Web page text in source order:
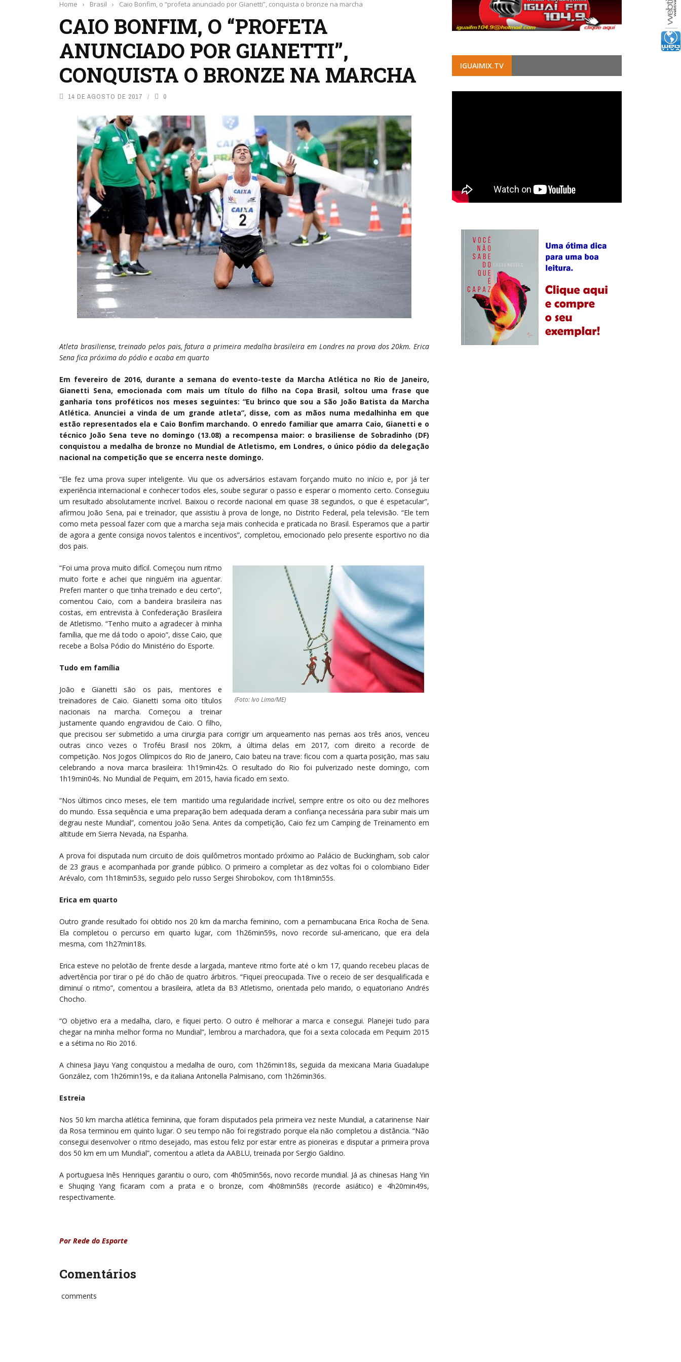
Home › Brasil › Caio Bonfim, o “profeta anunciado por Gianetti”, conquista o bronze na marcha
CAIO BONFIM, O “PROFETA
ANUNCIADO POR GIANETTI”,
CONQUISTA O BRONZE NA MARCHA
14 DE AGOSTO DE 2017 0
Atleta brasiliense, treinado pelos pais, fatura a primeira medalha brasileira em Londres na prova dos 20km. Erica
Sena fica próxima do pódio e acaba em quarto
Em fevereiro de 2016, durante a semana do evento-teste da Marcha Atlética no Rio de Janeiro,
Gianetti Sena, emocionada com mais um título do filho na Copa Brasil, soltou uma frase que
ganharia tons proféticos nos meses seguintes: “Eu brinco que sou a São João Batista da Marcha
Atlética. Anunciei a vinda de um grande atleta”, disse, com as mãos numa medalhinha em que
estão representados ela e Caio Bonfim marchando. O enredo familiar que amarra Caio, Gianetti e o
técnico João Sena teve no domingo (13.08) a recompensa maior: o brasiliense de Sobradinho (DF)
conquistou a medalha de bronze no Mundial de Atletismo, em Londres, o único pódio da delegação
nacional na competição que se encerra neste domingo.
“Ele fez uma prova super inteligente. Viu que os adversários estavam forçando muito no início e, por já ter
experiência internacional e conhecer todos eles, soube segurar o passo e esperar o momento certo. Conseguiu
um resultado absolutamente incrível. Baixou o recorde nacional em quase 38 segundos, o que é espetacular”,
afirmou João Sena, pai e treinador, que assistiu à prova de longe, no Distrito Federal, pela televisão. “Ele tem
como meta pessoal fazer com que a marcha seja mais conhecida e praticada no Brasil. Esperamos que a partir
de agora a gente consiga novos talentos e incentivos”, completou, emocionado pelo presente esportivo no dia
dos pais.
(Foto: Ivo Lima/ME)
“Foi uma prova muito difícil. Começou num ritmo
muito forte e achei que ninguém iria aguentar.
Preferi manter o que tinha treinado e deu certo”,
comentou Caio, com a bandeira brasileira nas
costas, em entrevista à Confederação Brasileira
de Atletismo. “Tenho muito a agradecer à minha
família, que me dá todo o apoio”, disse Caio, que
recebe a Bolsa Pódio do Ministério do Esporte.
Tudo em família
João e Gianetti são os pais, mentores e
treinadores de Caio. Gianetti soma oito títulos
nacionais na marcha. Começou a treinar
justamente quando engravidou de Caio. O filho,
que precisou ser submetido a uma cirurgia para corrigir um arqueamento nas pernas aos três anos, venceu
outras cinco vezes o Troféu Brasil nos 20km, a última delas em 2017, com direito a recorde de
competição. Nos Jogos Olímpicos do Rio de Janeiro, Caio bateu na trave: ficou com a quarta posição, mas saiu
celebrando a nova marca brasileira: 1h19min42s. O resultado do Rio foi pulverizado neste domingo, com
1h19min04s. No Mundial de Pequim, em 2015, havia ficado em sexto.
“Nos últimos cinco meses, ele tem mantido uma regularidade incrível, sempre entre os oito ou dez melhores
do mundo. Essa sequência e uma preparação bem adequada deram a confiança necessária para subir mais um
degrau neste Mundial”, comentou João Sena. Antes da competição, Caio fez um Camping de Treinamento em
altitude em Sierra Nevada, na Espanha.
A prova foi disputada num circuito de dois quilômetros montado próximo ao Palácio de Buckingham, sob calor
de 23 graus e acompanhada por grande público. O primeiro a completar as dez voltas foi o colombiano Eider
Arévalo, com 1h18min53s, seguido pelo russo Sergei Shirobokov, com 1h18min55s.
Erica em quarto
Outro grande resultado foi obtido nos 20 km da marcha feminino, com a pernambucana Erica Rocha de Sena.
Ela completou o percurso em quarto lugar, com 1h26min59s, novo recorde sul-americano, que era dela
mesma, com 1h27min18s.
Erica esteve no pelotão de frente desde a largada, manteve ritmo forte até o km 17, quando recebeu placas de
advertência por tirar o pé do chão de quatro árbitros. “Fiquei preocupada. Tive o receio de ser desqualificada e
diminuí o ritmo”, comentou a brasileira, atleta da B3 Atletismo, orientada pelo marido, o equatoriano Andrés
Chocho.
“O objetivo era a medalha, claro, e fiquei perto. O outro é melhorar a marca e consegui. Planejei tudo para
chegar na minha melhor forma no Mundial”, lembrou a marchadora, que foi a sexta colocada em Pequim 2015
e a sétima no Rio 2016.
A chinesa Jiayu Yang conquistou a medalha de ouro, com 1h26min18s, seguida da mexicana Maria Guadalupe
González, com 1h26min19s, e da italiana Antonella Palmisano, com 1h26min36s.
Estreia
Nos 50 km marcha atlética feminina, que foram disputados pela primeira vez neste Mundial, a catarinense Nair
da Rosa terminou em quinto lugar. O seu tempo não foi registrado porque ela não completou a distância. “Não
consegui desenvolver o ritmo desejado, mas estou feliz por estar entre as pioneiras e disputar a primeira prova
dos 50 km em um Mundial”, comentou a atleta da AABLU, treinada por Sergio Galdino.
A portuguesa Inês Henriques garantiu o ouro, com 4h05min56s, novo recorde mundial. Já as chinesas Hang Yin
e Shuqing Yang ficaram com a prata e o bronze, com 4h08min58s (recorde asiático) e 4h20min49s,
respectivamente.
Por Rede do Esporte
Comentários
comments
IGUAIMIX.TV